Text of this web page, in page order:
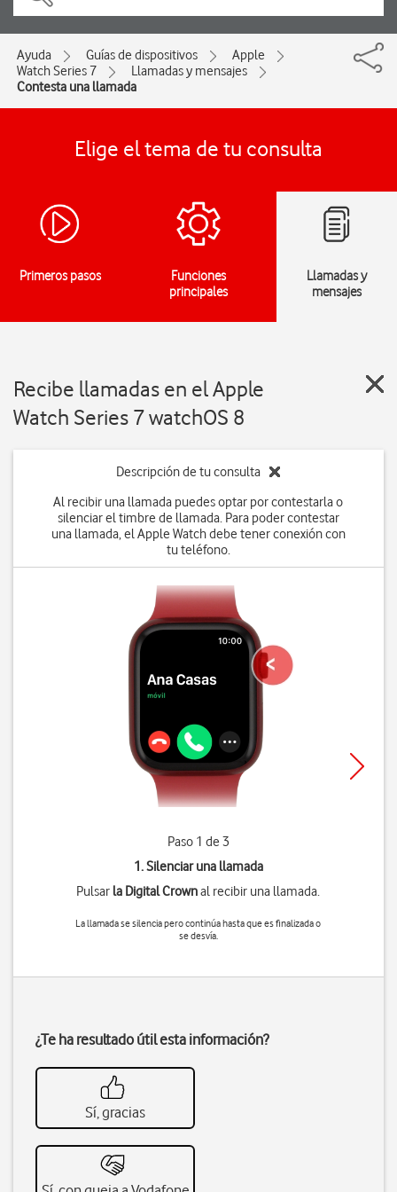
Ayuda Guías de dispositivos
Apple
Watch Series 7
Llamadas y mensajes
Contesta una llamada
Elige el tema de tu consulta
Primeros pasos
Funciones
principales
Llamadas y
mensajes
Recibe llamadas en el Apple
Watch Series 7 watchOS 8
Descripción de tu consulta
Al recibir una llamada puedes optar por contestarla o
silenciar el timbre de llamada. Para poder contestar
una llamada, el Apple Watch debe tener conexión con
tu teléfono.
Paso 1 de 3
1. Silenciar una llamada
Pulsar la Digital Crownal recibir una llamada.
La llamada se silencia pero continúa hasta que es finalizada o
se desvía.
¿Te ha resultado útil esta información?
Sí, gracias